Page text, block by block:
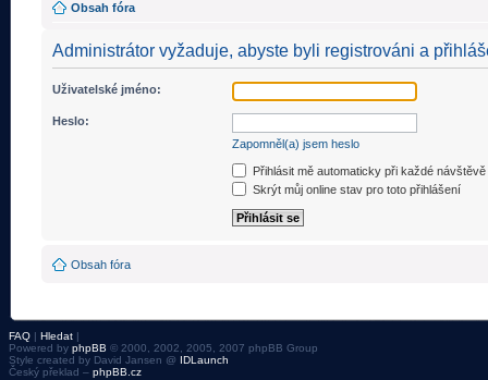
Obsah fóra
Administrátor vyžaduje, abyste byli registrováni a
Uživatelské jméno:
Heslo:
Zapomněl(a) jsem heslo
Přihlásit mě automaticky při každé návštěvě
Skrýt můj online stav pro toto přihlášení
Obsah fóra
FAQ | Hledat |
Powered by phpBB © 2000, 2002, 2005, 2007 phpBB Group
Style created by David Jansen @ IDLaunch
Český překlad – phpBB.cz